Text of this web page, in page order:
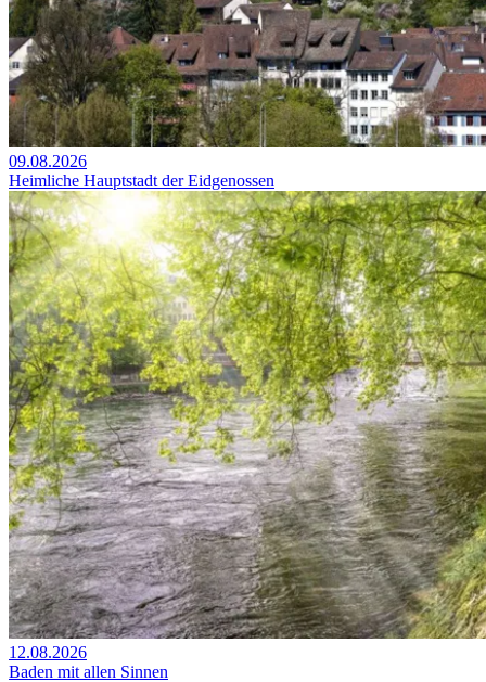
09.08.2026
Heimliche Hauptstadt der Eidgenossen
12.08.2026
Baden mit allen Sinnen